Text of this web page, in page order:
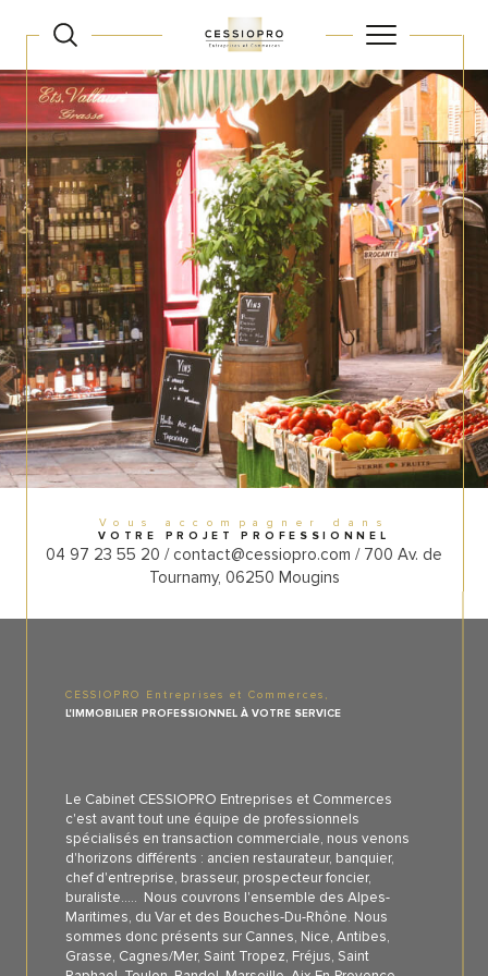
Vous accompagner dans
VOTRE PROJET PROFESSIONNEL
04 97 23 55 20 / contact@cessiopro.com / 700 Av. de
Tournamy, 06250 Mougins
CESSIOPRO Entreprises et Commerces,
L'IMMOBILIER PROFESSIONNEL À VOTRE SERVICE
Le Cabinet CESSIOPRO Entreprises et Commerces
c'est avant tout une équipe de professionnels
spécialisés en transaction commerciale, nous venons
d'horizons différents : ancien restaurateur, banquier,
chef d'entreprise, brasseur, prospecteur foncier,
buraliste..... Nous couvrons l'ensemble des Alpes-
Maritimes, du Var et des Bouches-Du-Rhône. Nous
sommes donc présents sur Cannes, Nice, Antibes,
Grasse, Cagnes/Mer, Saint Tropez, Fréjus, Saint